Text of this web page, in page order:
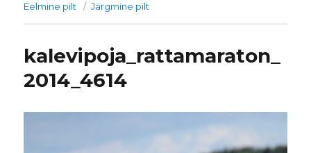
Eelmine pilt Järgmine pilt
kalevipoja_rattamaraton_
2014_4614